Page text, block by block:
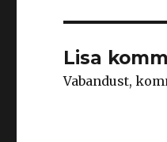
Lisa
Vabandust,